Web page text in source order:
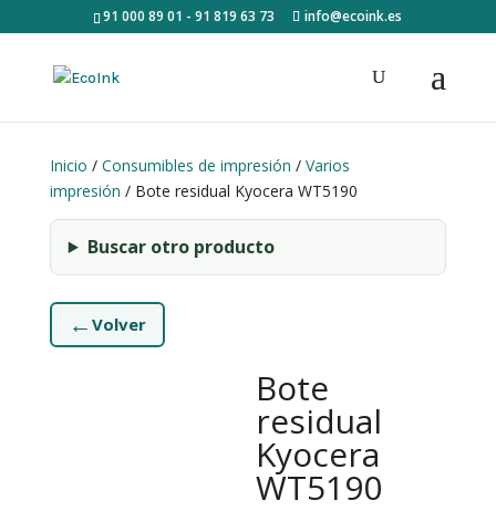
91 000 89 01 - 91 819 63 73 info@ecoink.es
Inicio / Consumibles de impresión / Varios
impresión / Bote residual Kyocera WT5190
Buscar otro producto
← Volver
Bote
residual
Kyocera
WT5190